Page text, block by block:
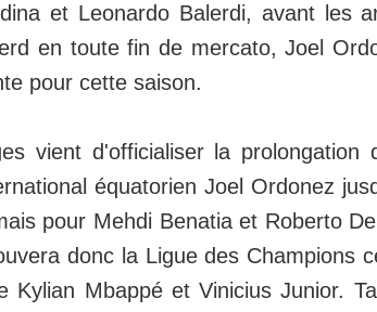
et Leonardo Balerdi, avant les
en toute fin de mercato, Joel
pour cette saison.
vient d'officialiser la prolongation
équatorien Joel Ordonez
pour Mehdi Benatia et Roberto
donc la Ligue des Champions
Kylian Mbappé et Vinicius Junior.